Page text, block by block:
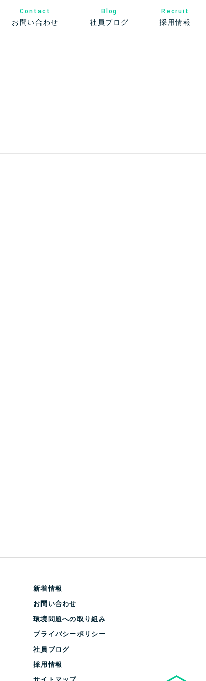
Contact
お問い合わせ
Blog
社員ブログ
Recruit
採用情報
新着情報
お問い合わせ
環境問題への取り組み
プライバシーポリシー
社員ブログ
採用情報